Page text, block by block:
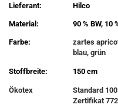
Lieferant: Hilco
Material: 90 % BW, 10
Farbe:
zartes
blau, grün
Stoffbreite: 150 cm
Ökotex
Standard 100
Zertifikat